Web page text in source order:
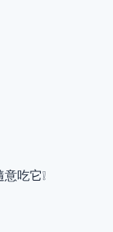
吃它❕